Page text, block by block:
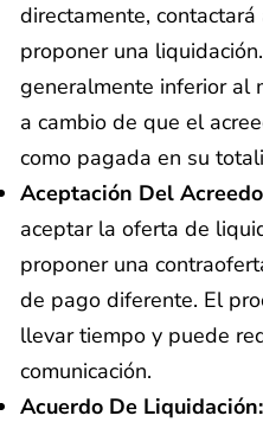
directamente,
proponer una
generalmente inferior al
a cambio de que el
como pagada en su
Aceptación Del
aceptar la oferta de
proponer una
de pago diferente. El
llevar tiempo y puede
comunicación.
Acuerdo De Liquidación: